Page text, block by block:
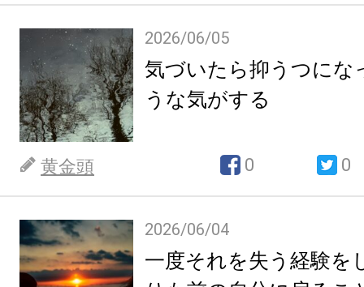
2026/06/05
気づいたら抑うつにな
うな気がする
黄金頭 0 0
2026/06/04
一度それを失う経験を